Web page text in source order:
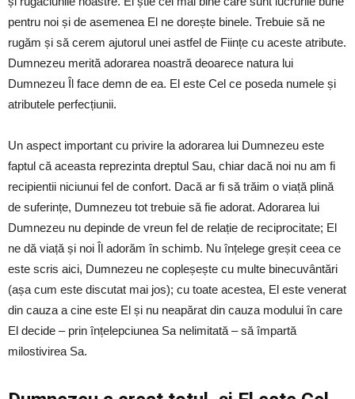
pentru noi și de asemenea El ne dorește binele. Trebuie să ne
rugăm și să cerem ajutorul unei astfel de Ființe cu aceste atribute.
Dumnezeu merită adorarea noastră deoarece natura lui
Dumnezeu Îl face demn de ea. El este Cel ce poseda numele și
atributele perfecțiunii.
Un aspect important cu privire la adorarea lui Dumnezeu este
faptul că aceasta reprezinta dreptul Sau, chiar dacă noi nu am fi
recipientii niciunui fel de confort. Dacă ar fi să trăim o viață plină
de suferințe, Dumnezeu tot trebuie să fie adorat. Adorarea lui
Dumnezeu nu depinde de vreun fel de relație de reciprocitate; El
ne dă viață și noi Îl adorăm în schimb. Nu înțelege greșit ceea ce
este scris aici, Dumnezeu ne copleșește cu multe binecuvântări
(așa cum este discutat mai jos); cu toate acestea, El este venerat
din cauza a cine este El și nu neapărat din cauza modului în care
El decide – prin înțelepciunea Sa nelimitată – să împartă
milostivirea Sa.